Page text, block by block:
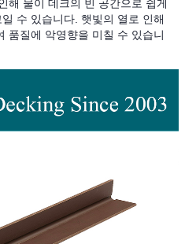
해 물이 데크의 빈 공간으로 쉽게
수 있습니다. 햇빛의 열로 인해
품질에 악영향을 미칠 수 있습니